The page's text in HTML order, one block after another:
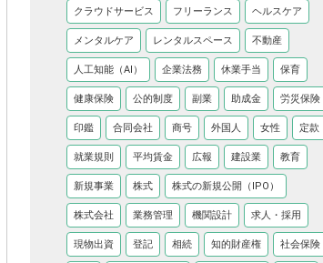
クラウドサービス フリーランス ヘルスケア
メンタルケア レンタルスペース 不動産
人工知能（AI） 企業法務 休業手当 保育
健康保険 公的制度 副業 助成金 労災保険
印鑑 合同会社 商号 外国人 女性 定款
就業規則 平均賃金 広報 建設業 教育
新規事業 株式 株式の新規公開（IPO）
株式会社 業務管理 機関設計 求人・採用
現物出資 登記 相続 知的財産権 社会保険